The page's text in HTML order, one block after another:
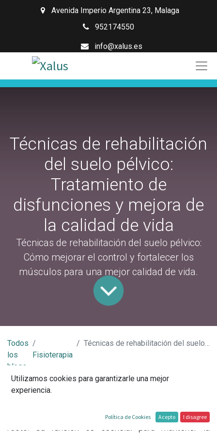
Avenida Imperio Argentina 23, Malaga
952174550
info@xalus.es
Técnicas de rehabilitación
del suelo pélvico:
Tratamiento de
disfunciones y mejora de
la calidad de vida
Técnicas de rehabilitación del suelo pélvico:
Cómo mejorar el control y fortalecer los
músculos para una mejor calidad de vida.
Todos
los
blogs
Fisioterapia
Técnicas de rehabilitación del suelo pélvico: Tratamiento de disfunciones y mejora de la calidad de vida
El suelo pélvico es una estructura muscular
órganos como la vejiga, el útero (en mujeres) y el
Utilizamos cookies para garantizarle una mejor
experiencia.
Política de Cookies Acepto I disagree